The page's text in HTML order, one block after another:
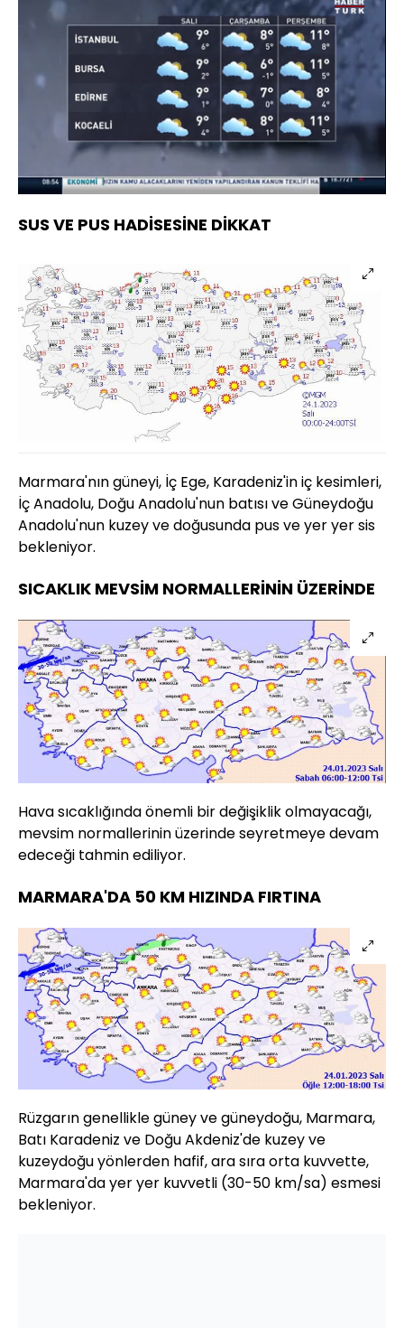
Sesi
Aç
Yüklendi:
63.53%
Oynatma
Hızı
SUS VE PUS HADİSESİNE DİKKAT
Marmara'nın güneyi, İç Ege, Karadeniz'in iç kesimleri,
İç Anadolu, Doğu Anadolu'nun batısı ve Güneydoğu
Anadolu'nun kuzey ve doğusunda pus ve yer yer sis
bekleniyor.
SICAKLIK MEVSİM NORMALLERİNİN ÜZERİNDE
Hava sıcaklığında önemli bir değişiklik olmayacağı,
mevsim normallerinin üzerinde seyretmeye devam
edeceği tahmin ediliyor.
MARMARA'DA 50 KM HIZINDA FIRTINA
Rüzgarın genellikle güney ve güneydoğu, Marmara,
Batı Karadeniz ve Doğu Akdeniz'de kuzey ve
kuzeydoğu yönlerden hafif, ara sıra orta kuvvette,
Marmara'da yer yer kuvvetli (30-50 km/sa) esmesi
bekleniyor.